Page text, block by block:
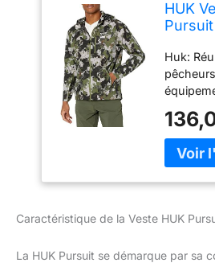
HUK
Pursuit
coupe-
pour
de
Huk:
votre
quand,
les 4
mains,
Caractéristique de la Veste HUK
La HUK Pursuit se démarque par sa